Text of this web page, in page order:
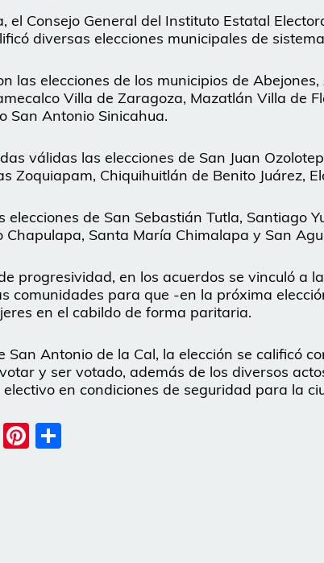
el Consejo General del Instituto Estatal
diversas elecciones municipales de
las elecciones de los municipios de
Villa de Zaragoza, Mazatlán Villa de
San Antonio Sinicahua.
válidas las elecciones de San Juan
Zoquiapam, Chiquihuitlán de Benito Juárez,
de San Sebastián Tutla, Santiago
Chapulapa, Santa María Chimalapa y San
progresividad, en los acuerdos se vinculó a
comunidades para que -en la próxima
en el cabildo de forma paritaria.
San Antonio de la Cal, la elección se calificó
y ser votado, además de los diversos
en condiciones de seguridad para la
Telegram
Pinterest